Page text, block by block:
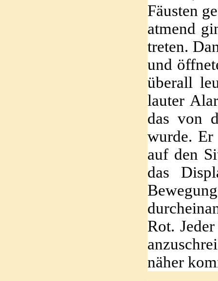
Fäusten
atmend
treten.
und
überall
lauter
das von
wurde. Er
auf den
das
Rot.
näher